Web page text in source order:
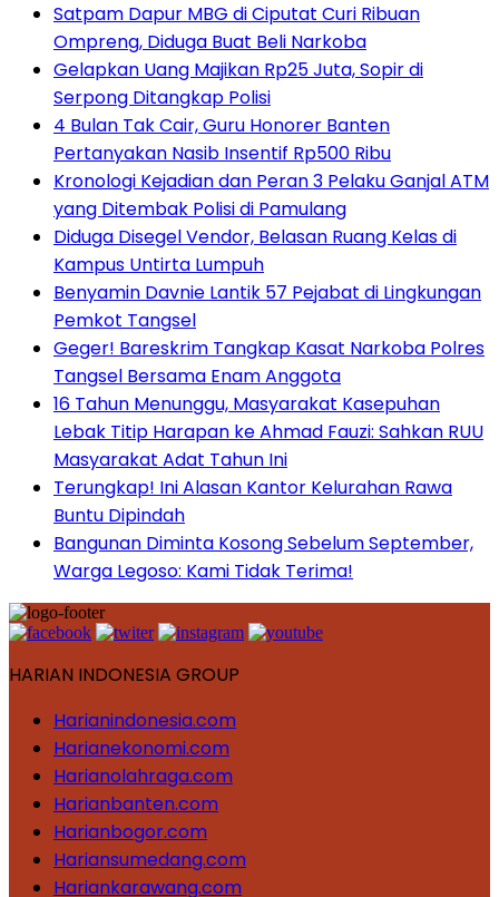
Satpam Dapur MBG di Ciputat Curi Ribuan
Ompreng, Diduga Buat Beli Narkoba
Gelapkan Uang Majikan Rp25 Juta, Sopir di
Serpong Ditangkap Polisi
4 Bulan Tak Cair, Guru Honorer Banten
Pertanyakan Nasib Insentif Rp500 Ribu
Kronologi Kejadian dan Peran 3 Pelaku Ganjal ATM
yang Ditembak Polisi di Pamulang
Diduga Disegel Vendor, Belasan Ruang Kelas di
Kampus Untirta Lumpuh
Benyamin Davnie Lantik 57 Pejabat di Lingkungan
Pemkot Tangsel
Geger! Bareskrim Tangkap Kasat Narkoba Polres
Tangsel Bersama Enam Anggota
16 Tahun Menunggu, Masyarakat Kasepuhan
Lebak Titip Harapan ke Ahmad Fauzi: Sahkan RUU
Masyarakat Adat Tahun Ini
Terungkap! Ini Alasan Kantor Kelurahan Rawa
Buntu Dipindah
Bangunan Diminta Kosong Sebelum September,
Warga Legoso: Kami Tidak Terima!
HARIAN INDONESIA GROUP
Harianindonesia.com
Harianekonomi.com
Harianolahraga.com
Harianbanten.com
Harianbogor.com
Hariansumedang.com
Hariankarawang.com